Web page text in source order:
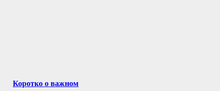
Коротко о важном